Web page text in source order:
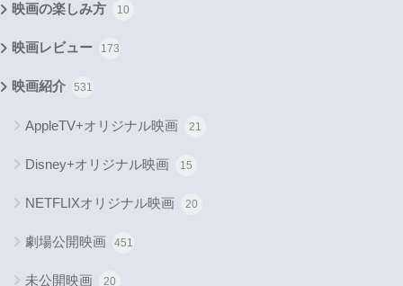
映画の楽しみ方 10
映画レビュー 173
映画紹介 531
AppleTV+オリジナル映画 21
Disney+オリジナル映画 15
NETFLIXオリジナル映画 20
劇場公開映画 451
未公開映画 20